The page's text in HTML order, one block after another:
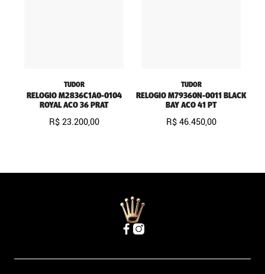
TUDOR
RELOGIO M2836C1A0-0104
ROYAL ACO 36 PRAT
R$ 23.200,00
TUDOR
RELOGIO M79360N-0011 BLACK
BAY ACO 41 PT
R$ 46.450,00